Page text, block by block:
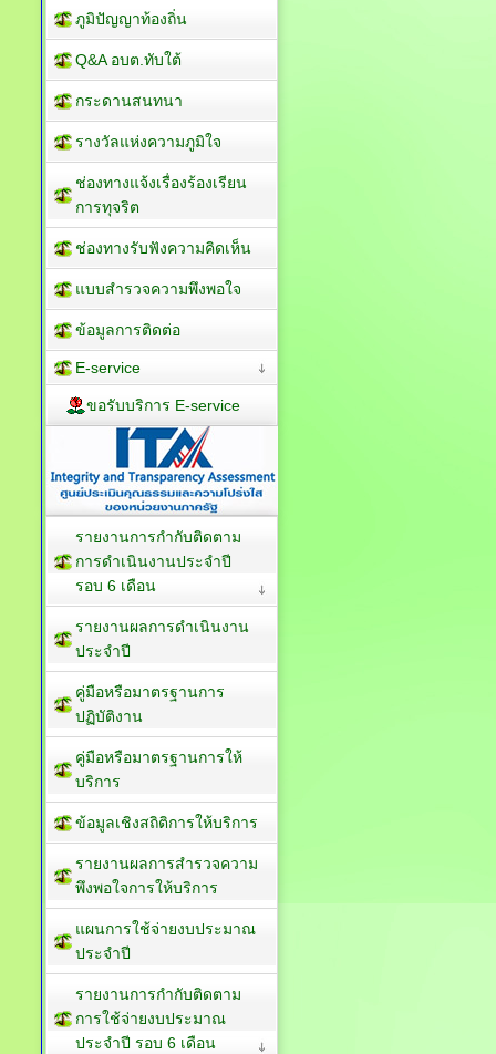
ทะเบียนแหล่งเรียนรู้
ภูมิปัญญาท้องถิ่น
Q&A อบต.ทับใต้
กระดานสนทนา
รางวัลแห่งความภูมิใจ
ช่องทางแจ้งเรื่องร้องเรียน
การทุจริต
ช่องทางรับฟังความคิดเห็น
แบบสำรวจความพึงพอใจ
ข้อมูลการติดต่อ
E-service
ขอรับบริการ E-service
รายงานการกำกับติดตาม
การดำเนินงานประจำปี
รอบ 6 เดือน
รายงานผลการดำเนินงาน
ประจำปี
คู่มือหรือมาตรฐานการ
ปฏิบัติงาน
คู่มือหรือมาตรฐานการให้
บริการ
ข้อมูลเชิงสถิติการให้บริการ
รายงานผลการสำรวจความ
พึงพอใจการให้บริการ
แผนการใช้จ่ายงบประมาณ
ประจำปี
รายงานการกำกับติดตาม